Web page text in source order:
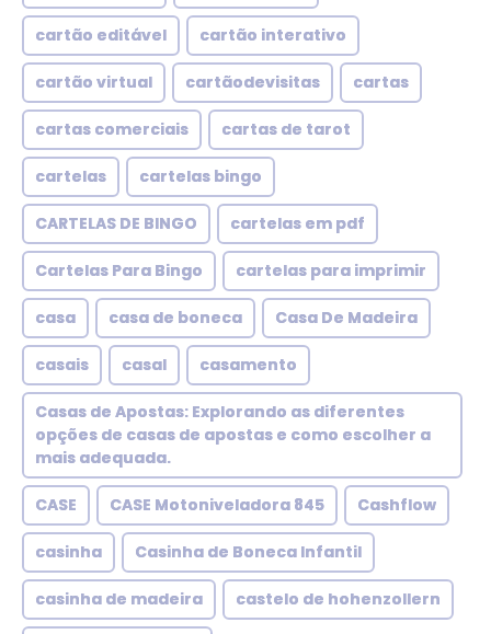
cartão editável cartão interativo
cartão virtual cartãodevisitas cartas
cartas comerciais cartas de tarot
cartelas cartelas bingo
CARTELAS DE BINGO cartelas em pdf
Cartelas Para Bingo cartelas para imprimir
casa casa de boneca Casa De Madeira
casais casal casamento
Casas de Apostas: Explorando as diferentes
opções de casas de apostas e como escolher a
mais adequada.
CASE CASE Motoniveladora 845 Cashflow
casinha Casinha de Boneca Infantil
casinha de madeira castelo de hohenzollern